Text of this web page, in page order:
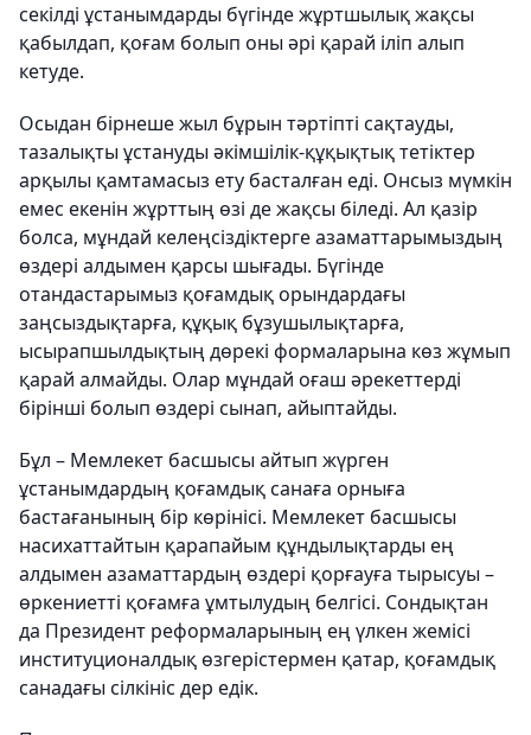
секілді ұстанымдарды бүгінде жұртшылық жақсы
қабылдап, қоғам болып оны әрі қарай іліп алып
кетуде.
Осыдан бірнеше жыл бұрын тәртіпті сақтауды,
тазалықты ұстануды әкімшілік-құқықтық тетіктер
арқылы қамтамасыз ету басталған еді. Онсыз мүмкін
емес екенін жұрттың өзі де жақсы біледі. Ал қазір
болса, мұндай келеңсіздіктерге азаматтарымыздың
өздері алдымен қарсы шығады. Бүгінде
отандастарымыз қоғамдық орындардағы
заңсыздықтарға, құқық бұзушылықтарға,
ысырапшылдықтың дөрекі формаларына көз жұмып
қарай алмайды. Олар мұндай оғаш әрекеттерді
бірінші болып өздері сынап, айыптайды.
Бұл – Мемлекет басшысы айтып жүрген
ұстанымдардың қоғамдық санаға орныға
бастағанының бір көрінісі. Мемлекет басшысы
насихаттайтын қарапайым құндылықтарды ең
алдымен азаматтардың өздері қорғауға тырысуы –
өркениетті қоғамға ұмтылудың белгісі. Сондықтан
да Президент реформаларының ең үлкен жемісі
институционалдық өзгерістермен қатар, қоғамдық
санадағы сілкініс дер едік.